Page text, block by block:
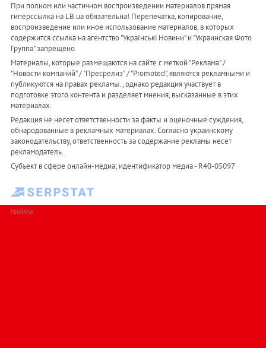
При полном или частичном воспроизведении материалов прямая
гиперссылка на LB.ua обязательна! Перепечатка, копирование,
воспроизведение или иное использование материалов, в которых
содержится ссылка на агентство "Українськi Новини" и "Украинская Фото
Группа" запрещено.
Материалы, которые размещаются на сайте с меткой "Реклама" /
"Новости компаний" / "Пресрелиз" / "Promoted", являются рекламными и
публикуются на правах рекламы. , однако редакция участвует в
подготовке этого контента и разделяет мнения, высказанные в этих
материалах.
Редакция не несет ответственности за факты и оценочные суждения,
обнародованные в рекламных материалах. Согласно украинскому
законодательству, ответственность за содержание рекламы несет
рекламодатель.
Субъект в сфере онлайн-медиа; идентификатор медиа - R40-05097
РЕКЛАМА